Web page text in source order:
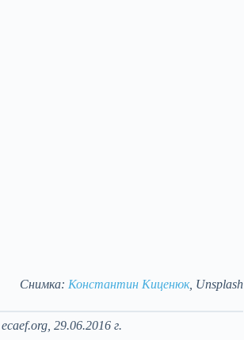
Снимка: Константин Киценюк, Unsplash
, ecaef.org, 29.06.2016 г.